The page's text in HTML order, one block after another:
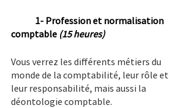
1- Profession et normalisation
comptable (15 heures)
Vous verrez les différents métiers du
monde de la comptabilité, leur rôle et
leur responsabilité, mais aussi la
déontologie comptable.